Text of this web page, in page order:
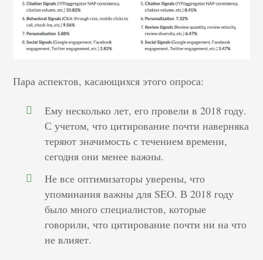
Пара аспектов, касающихся этого опроса:
Ему несколько лет, его провели в 2018 году.
С учетом, что цитирование почти наверняка
теряют значимость с течением времени,
сегодня они менее важны.
Не все оптимизаторы уверены, что
упоминания важны для SEO. В 2018 году
было много специалистов, которые
говорили, что цитирование почти ни на что
не влияет.